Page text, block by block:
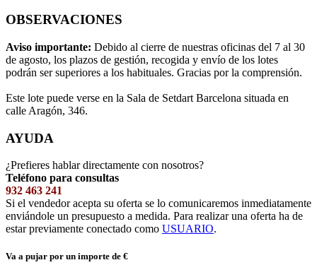
OBSERVACIONES
Aviso importante: Debido al cierre de nuestras oficinas del 7 al 30
de agosto, los plazos de gestión, recogida y envío de los lotes
podrán ser superiores a los habituales. Gracias por la comprensión.
Este lote puede verse en la Sala de Setdart Barcelona situada en
calle Aragón, 346.
AYUDA
¿Prefieres hablar directamente con nosotros?
Teléfono para consultas
932 463 241
Si el vendedor acepta su oferta se lo comunicaremos inmediatamente
enviándole un presupuesto a medida. Para realizar una oferta ha de
estar previamente conectado como USUARIO.
Va a pujar por un importe de €